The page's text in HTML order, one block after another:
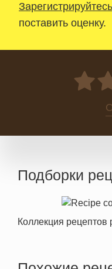
Зарегистрируйтесь
поставить оценку.
Подборки
Коллекция рецептов